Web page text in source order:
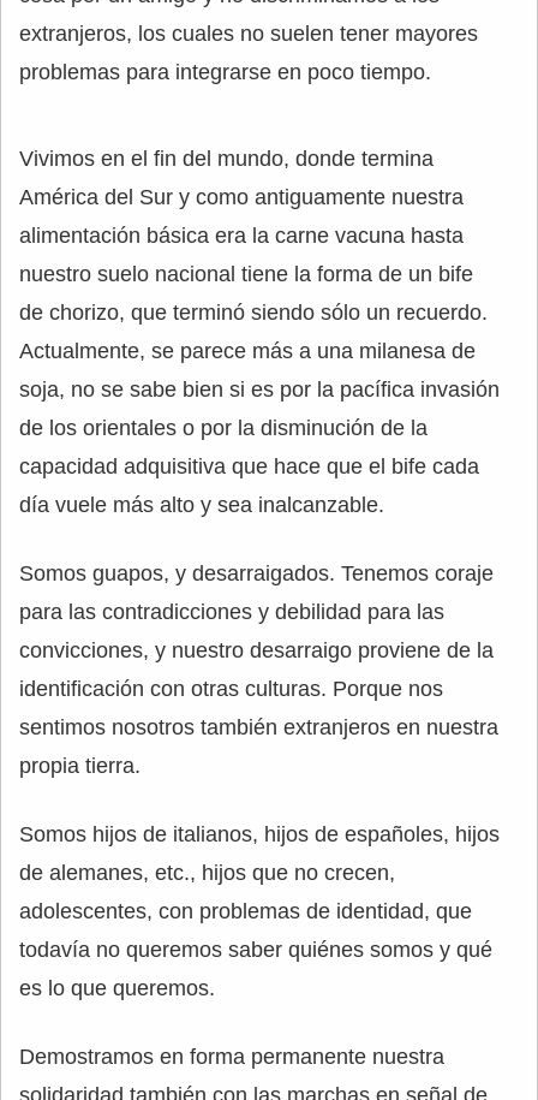
extranjeros, los cuales no suelen tener mayores
problemas para integrarse en poco tiempo.
Vivimos en el fin del mundo, donde termina
América del Sur y como antiguamente nuestra
alimentación básica era la carne vacuna hasta
nuestro suelo nacional tiene la forma de un bife
de chorizo, que terminó siendo sólo un recuerdo.
Actualmente, se parece más a una milanesa de
soja, no se sabe bien si es por la pacífica invasión
de los orientales o por la disminución de la
capacidad adquisitiva que hace que el bife cada
día vuele más alto y sea inalcanzable.
Somos guapos, y desarraigados. Tenemos coraje
para las contradicciones y debilidad para las
convicciones, y nuestro desarraigo proviene de la
identificación con otras culturas. Porque nos
sentimos nosotros también extranjeros en nuestra
propia tierra.
Somos hijos de italianos, hijos de españoles, hijos
de alemanes, etc., hijos que no crecen,
adolescentes, con problemas de identidad, que
todavía no queremos saber quiénes somos y qué
es lo que queremos.
Demostramos en forma permanente nuestra
solidaridad también con las marchas en señal de